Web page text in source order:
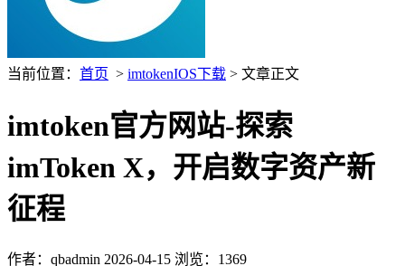
当前位置： 首页 > imtokenIOS下载 > 文章正文
imtoken官方网站-探索
imToken X，开启数字资产新
征程
作者：qbadmin 2026-04-15 浏览：1369